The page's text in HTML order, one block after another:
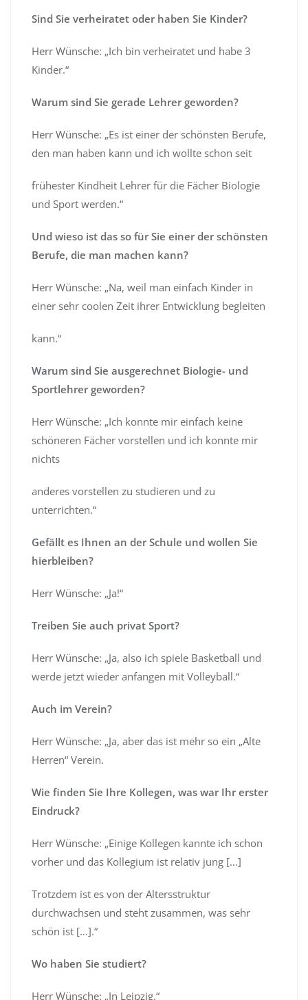
Sind Sie verheiratet oder haben Sie Kinder?
Herr Wünsche: „Ich bin verheiratet und habe 3
Kinder.“
Warum sind Sie gerade Lehrer geworden?
Herr Wünsche: „Es ist einer der schönsten Berufe,
den man haben kann und ich wollte schon seit
frühester Kindheit Lehrer für die Fächer Biologie
und Sport werden.“
Und wieso ist das so für Sie einer der schönsten
Berufe, die man machen kann?
Herr Wünsche: „Na, weil man einfach Kinder in
einer sehr coolen Zeit ihrer Entwicklung begleiten
kann.“
Warum sind Sie ausgerechnet Biologie- und
Sportlehrer geworden?
Herr Wünsche: „Ich konnte mir einfach keine
schöneren Fächer vorstellen und ich konnte mir
nichts
anderes vorstellen zu studieren und zu
unterrichten.“
Gefällt es Ihnen an der Schule und wollen Sie
hierbleiben?
Herr Wünsche: „Ja!“
Treiben Sie auch privat Sport?
Herr Wünsche: „Ja, also ich spiele Basketball und
werde jetzt wieder anfangen mit Volleyball.“
Auch im Verein?
Herr Wünsche: „Ja, aber das ist mehr so ein „Alte
Herren“ Verein.
Wie finden Sie Ihre Kollegen, was war Ihr erster
Eindruck?
Herr Wünsche: „Einige Kollegen kannte ich schon
vorher und das Kollegium ist relativ jung […]
Trotzdem ist es von der Altersstruktur
durchwachsen und steht zusammen, was sehr
schön ist […].“
Wo haben Sie studiert?
Herr Wünsche: „In Leipzig.“